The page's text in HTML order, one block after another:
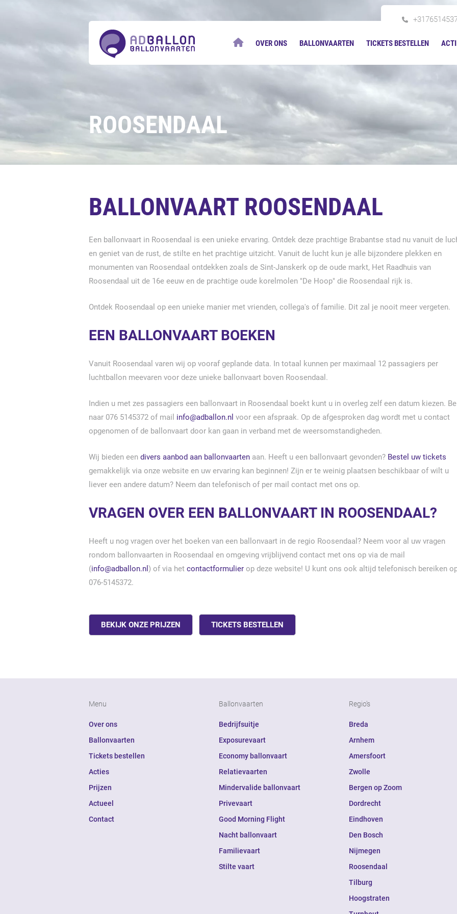
bestellen
OVER ONS BALLONVAARTEN TICKETS BESTELLEN
ROOSENDAAL
BALLONVAART ROOSENDAAL
Een ballonvaart in Roosendaal is een unieke ervaring. Ontdek deze prachtige Brabantse stad nu vanuit de
en geniet van de rust, de stilte en het prachtige uitzicht. Vanuit de lucht kun je alle bijzondere plekken en
monumenten van Roosendaal ontdekken zoals de Sint-Janskerk op de oude markt, Het Raadhuis van
Roosendaal uit de 16e eeuw en de prachtige oude korelmolen "De Hoop" die Roosendaal rijk is.
Ontdek Roosendaal op een unieke manier met vrienden, collega's of familie. Dit zal je nooit meer vergeten.
EEN BALLONVAART BOEKEN
Vanuit Roosendaal varen wij op vooraf geplande data. In totaal kunnen per maximaal 12 passagiers per
luchtballon meevaren voor deze unieke ballonvaart boven Roosendaal.
Indien u met zes passagiers een ballonvaart in Roosendaal boekt kunt u in overleg zelf een datum kiezen.
naar 076 5145372 of mail info@adballon.nl voor een afspraak. Op de afgesproken dag wordt met u contact
opgenomen of de ballonvaart door kan gaan in verband met de weersomstandigheden.
Wij bieden een divers aanbod aan ballonvaarten aan. Heeft u een ballonvaart gevonden? Bestel uw tickets
gemakkelijk via onze website en uw ervaring kan beginnen! Zijn er te weinig plaatsen beschikbaar of wilt u
liever een andere datum? Neem dan telefonisch of per mail contact met ons op.
VRAGEN OVER EEN BALLONVAART IN ROOSENDAAL?
Heeft u nog vragen over het boeken van een ballonvaart in de regio Roosendaal? Neem voor al uw vragen
rondom ballonvaarten in Roosendaal en omgeving vrijblijvend contact met ons op via de mail
(info@adballon.nl ) of via het contactformulier op deze website! U kunt ons ook altijd telefonisch bereiken
076-5145372.
BEKIJK ONZE PRIJZEN TICKETS BESTELLEN
Menu
Over ons
Ballonvaarten
Tickets bestellen
Acties
Prijzen
Actueel
Contact
Ballonvaarten
Bedrijfsuitje
Exposurevaart
Economy ballonvaart
Relatievaarten
Mindervalide ballonvaart
Privevaart
Good Morning Flight
Nacht ballonvaart
Familievaart
Stilte vaart
Regio's
Breda
Arnhem
Amersfoort
Zwolle
Bergen op Zoom
Dordrecht
Eindhoven
Den Bosch
Nijmegen
Roosendaal
Tilburg
Hoogstraten